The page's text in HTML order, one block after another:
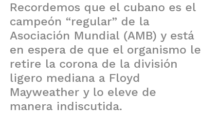
Recordemos que el cubano es el
campeón “regular” de la
Asociación Mundial (AMB) y está
en espera de que el organismo le
retire la corona de la división
ligero mediana a Floyd
Mayweather y lo eleve de
manera indiscutida.